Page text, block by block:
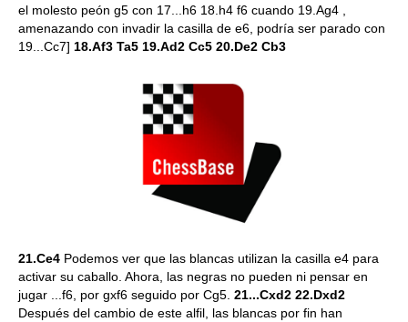
el molesto peón g5 con 17...h6 18.h4 f6 cuando 19.Ag4 ,
amenazando con invadir la casilla de e6, podría ser parado con
19...Cc7] 18.Af3 Ta5 19.Ad2 Cc5 20.De2 Cb3
21.Ce4 Podemos ver que las blancas utilizan la casilla e4 para
activar su caballo. Ahora, las negras no pueden ni pensar en
jugar ...f6, por gxf6 seguido por Cg5. 21...Cxd2 22.Dxd2
Después del cambio de este alfil, las blancas por fin han